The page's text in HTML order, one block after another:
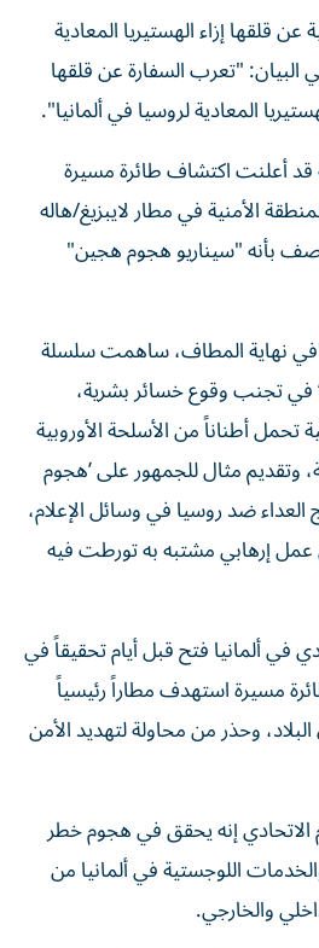
قلقها إزاء الهستيريا المعادية
البيان: "تعرب السفارة عن قلقها
المعادية لروسيا في ألمانيا".
قد أعلنت اكتشاف طائرة مسيرة
الأمنية في مطار لايبزيغ/هاله
بأنه "سيناريو هجوم هجين"
نهاية المطاف، ساهمت سلسلة
في تجنب وقوع خسائر بشرية،
تحمل أطناناً من الأسلحة الأوروبية
وتقديم مثال للجمهور على ’هجوم
العداء ضد روسيا في وسائل الإعلام،
إرهابي مشتبه به تورطت فيه
في ألمانيا فتح قبل أيام تحقيقاً في
مسيرة استهدف مطاراً رئيسياً
وحذر من محاولة لتهديد الأمن
إنه يحقق في هجوم خطر
اللوجستية في ألمانيا من
والخارجي.